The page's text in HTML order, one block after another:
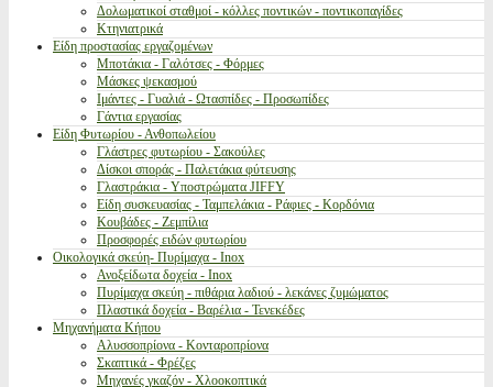
Δολωματικοί σταθμοί - κόλλες ποντικών - ποντικοπαγίδες
Κτηνιατρικά
Είδη προστασίας εργαζομένων
Μποτάκια - Γαλότσες - Φόρμες
Μάσκες ψεκασμού
Ιμάντες - Γυαλιά - Ωτασπίδες - Προσωπίδες
Γάντια εργασίας
Είδη Φυτωρίου - Ανθοπωλείου
Γλάστρες φυτωρίου - Σακούλες
Δίσκοι σποράς - Παλετάκια φύτευσης
Γλαστράκια - Υποστρώματα JIFFY
Είδη συσκευασίας - Ταμπελάκια - Ράφιες - Κορδόνια
Κουβάδες - Ζεμπίλια
Προσφορές ειδών φυτωρίου
Οικολογικά σκεύη- Πυρίμαχα - Inox
Ανοξείδωτα δοχεία - Inox
Πυρίμαχα σκεύη - πιθάρια λαδιού - λεκάνες ζυμώματος
Πλαστικά δοχεία - Βαρέλια - Τενεκέδες
Μηχανήματα Κήπου
Αλυσσοπρίονα - Κονταροπρίονα
Σκαπτικά - Φρέζες
Μηχανές γκαζόν - Χλοοκοπτικά